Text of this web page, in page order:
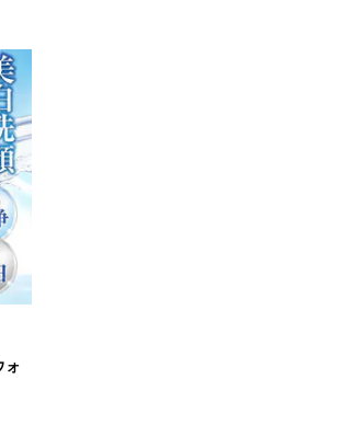
ォ